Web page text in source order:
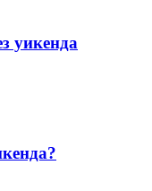
уикенда